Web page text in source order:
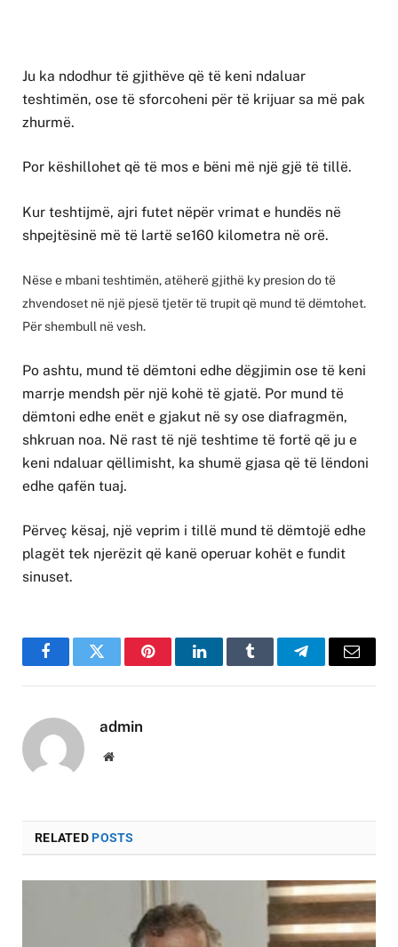
Ju ka ndodhur të gjithëve që të keni ndaluar
teshtimën, ose të sforcoheni për të krijuar sa më pak
zhurmë.
Por këshillohet që të mos e bëni më një gjë të tillë.
Kur teshtijmë, ajri futet nëpër vrimat e hundës në
shpejtësinë më të lartë se160 kilometra në orë.
Nëse e mbani teshtimën, atëherë gjithë ky presion do të
zhvendoset në një pjesë tjetër të trupit që mund të dëmtohet.
Për shembull në vesh.
Po ashtu, mund të dëmtoni edhe dëgjimin ose të keni
marrje mendsh për një kohë të gjatë. Por mund të
dëmtoni edhe enët e gjakut në sy ose diafragmën,
shkruan noa. Në rast të një teshtime të fortë që ju e
keni ndaluar qëllimisht, ka shumë gjasa që të lëndoni
edhe qafën tuaj.
Përveç kësaj, një veprim i tillë mund të dëmtojë edhe
plagët tek njerëzit që kanë operuar kohët e fundit
sinuset.
FacebookTwitter PinterestLinkedInTumblr TelegramEmail
admin
Website
RELATEDPOSTS